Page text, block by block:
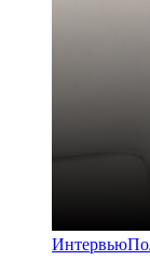
Интервью